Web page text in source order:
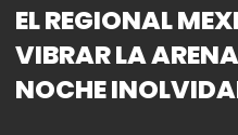
EL REGIONAL
VIBRAR LA
NOCHE